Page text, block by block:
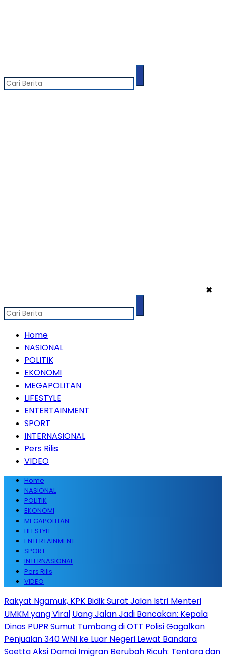
✖
Home
NASIONAL
POLITIK
EKONOMI
MEGAPOLITAN
LIFESTYLE
ENTERTAINMENT
SPORT
INTERNASIONAL
Pers Rilis
VIDEO
Home
NASIONAL
POLITIK
EKONOMI
MEGAPOLITAN
LIFESTYLE
ENTERTAINMENT
SPORT
INTERNASIONAL
Pers Rilis
VIDEO
Rakyat Ngamuk, KPK Bidik Surat Jalan Istri Menteri
UMKM yang Viral Uang Jalan Jadi Bancakan: Kepala
Dinas PUPR Sumut Tumbang di OTT Polisi Gagalkan
Penjualan 340 WNI ke Luar Negeri Lewat Bandara
SoettaAksi Damai Imigran Berubah Ricuh: Tentara dan